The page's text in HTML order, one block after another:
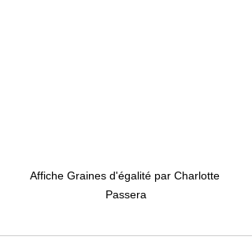
Affiche Graines d'égalité par Charlotte
Passera